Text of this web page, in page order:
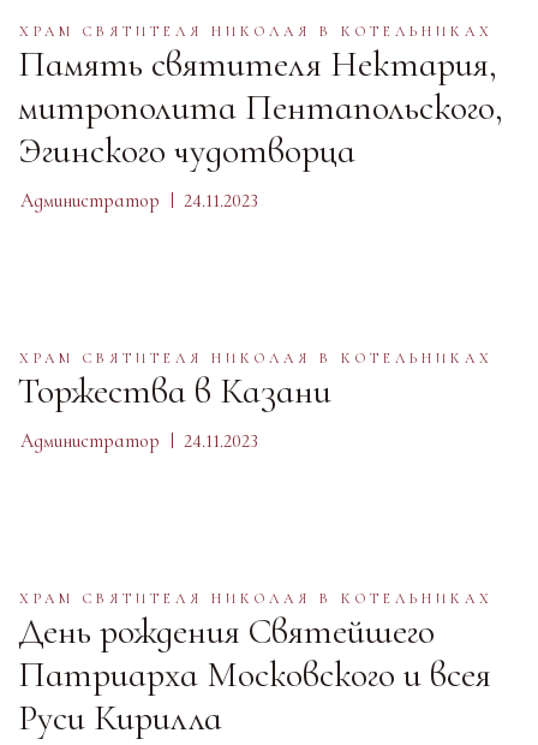
ХРАМ СВЯТИТЕЛЯ НИКОЛАЯ В КОТЕЛЬНИКАХ
Память святителя Нектария,
митрополита Пентапольского,
Эгинского чудотворца
Администратор 24.11.2023
ХРАМ СВЯТИТЕЛЯ НИКОЛАЯ В КОТЕЛЬНИКАХ
Торжества в Казани
Администратор 24.11.2023
ХРАМ СВЯТИТЕЛЯ НИКОЛАЯ В КОТЕЛЬНИКАХ
День рождения Святейшего
Патриарха Московского и всея
Руси Кирилла